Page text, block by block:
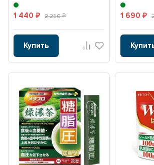
1 440₽ 2 250₽
Купить
1 690 ₽